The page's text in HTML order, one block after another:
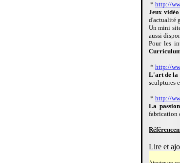
* http://
Jeux vidéo
d'actualité
Un mini
aussi
Pour les
* http://
L'art de la
sculptures
* http://
La
fabrication
Lire et